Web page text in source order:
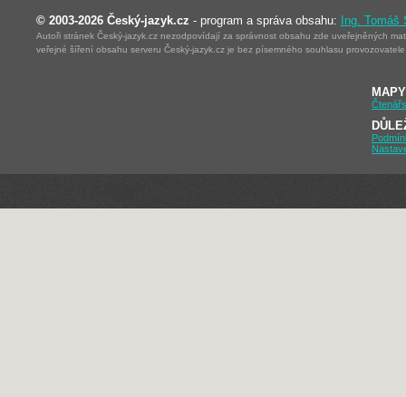
© 2003-2026 Český-jazyk.cz - program a správa obsahu: Ing. Tomáš
Autoři stránek Český-jazyk.cz nezodpovídají za správnost obsahu zde uveřejněných
veřejné šíření obsahu serveru Český-jazyk.cz je bez písemného souhlasu